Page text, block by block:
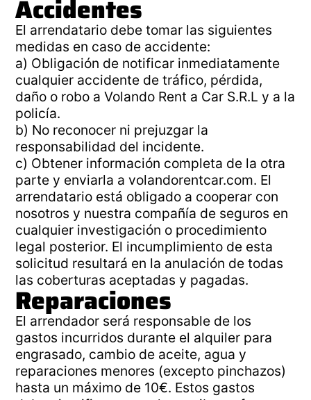
Accidentes
El arrendatario debe tomar las siguientes
medidas en caso de accidente:
a) Obligación de notificar inmediatamente
cualquier accidente de tráfico, pérdida,
daño o robo a Volando Rent a Car S.R.L y a la
policía.
b) No reconocer ni prejuzgar la
responsabilidad del incidente.
c) Obtener información completa de la otra
parte y enviarla a volandorentcar.com. El
arrendatario está obligado a cooperar con
nosotros y nuestra compañía de seguros en
cualquier investigación o procedimiento
legal posterior. El incumplimiento de esta
solicitud resultará en la anulación de todas
las coberturas aceptadas y pagadas.
Reparaciones
El arrendador será responsable de los
gastos incurridos durante el alquiler para
engrasado, cambio de aceite, agua y
reparaciones menores (excepto pinchazos)
hasta un máximo de 10€. Estos gastos